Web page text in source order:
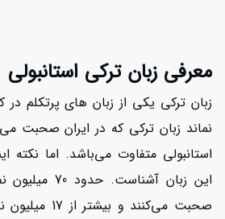
معرفی زبان ترکی استانبولی
زبان ترکی یکی از زبان های پرتکلم در
نماند زبان ترکی که در ایران صحبت
استانبولی متفاوت می‌باشد. اما
این زبان
صحبت می‌کنند و